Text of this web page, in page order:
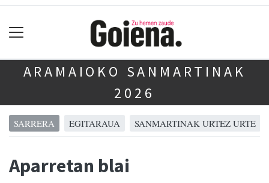
ARAMAIOKO SANMARTINAK
2026
SARRERA EGITARAUA SANMARTINAK URTEZ URTE
Aparretan blai